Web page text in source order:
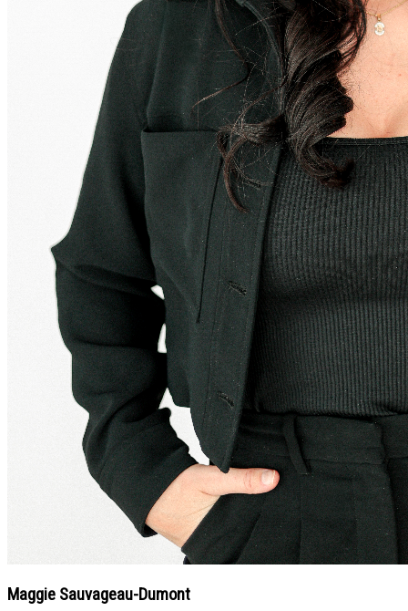
Maggie Sauvageau-Dumont